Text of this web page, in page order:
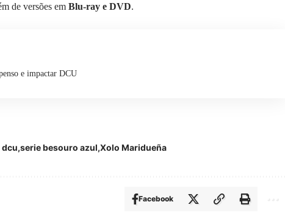
de versões em Blu-ray e DVD.
e impactar DCU
serie besouro azul Xolo Maridueña
Facebook